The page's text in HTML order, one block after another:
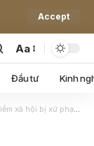
Accept
Aa
Đầu tư Kinh
bị xử phạt ra sao?